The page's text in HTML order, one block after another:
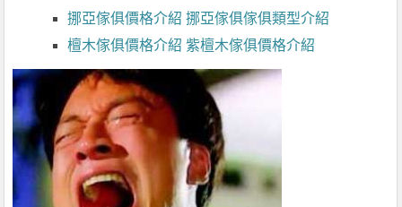
挪亞傢俱價格介紹 挪亞傢俱傢俱類型介紹
檀木傢俱價格介紹 紫檀木傢俱價格介紹